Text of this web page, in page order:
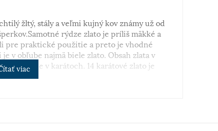
žltý, stály a veľmi kujný kov známy už od
rýdze zlato je príliš mäkké a
pre praktické použitie a preto je vhodné
v obľube najmä biele zlato. Obsah zlata v
vyjadruje v karátoch. 14 karátové zlato je
viac